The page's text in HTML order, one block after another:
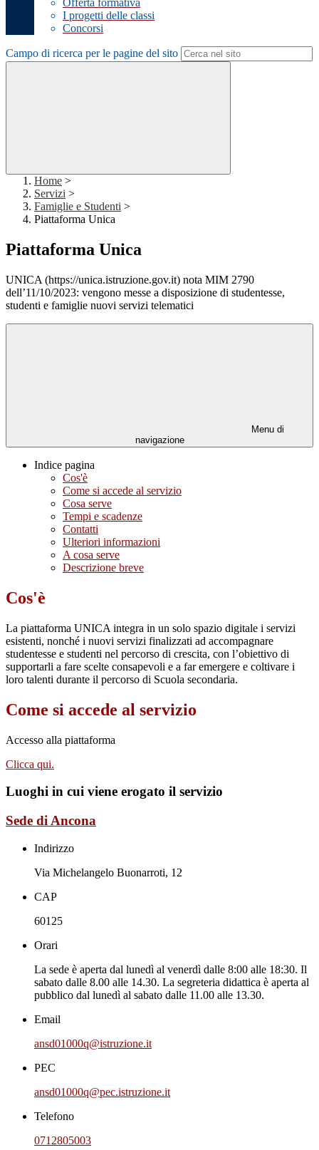
Offerta formativa
I progetti delle classi
Concorsi
Campo di ricerca per le pagine del sito
Home >
Servizi >
Famiglie e Studenti >
Piattaforma Unica
Piattaforma Unica
UNICA (https://unica.istruzione.gov.it) nota MIM 2790
dell’11/10/2023: vengono messe a disposizione di studentesse,
studenti e famiglie nuovi servizi telematici
Menu di
navigazione
Indice pagina
Cos'è
Come si accede al servizio
Cosa serve
Tempi e scadenze
Contatti
Ulteriori informazioni
A cosa serve
Descrizione breve
Cos'è
La piattaforma UNICA integra in un solo spazio digitale i servizi
esistenti, nonché i nuovi servizi finalizzati ad accompagnare
studentesse e studenti nel percorso di crescita, con l’obiettivo di
supportarli a fare scelte consapevoli e a far emergere e coltivare i
loro talenti durante il percorso di Scuola secondaria.
Come si accede al servizio
Accesso alla piattaforma
Clicca qui.
Luoghi in cui viene erogato il servizio
Sede di Ancona
Indirizzo
Via Michelangelo Buonarroti, 12
CAP
60125
Orari
La sede è aperta dal lunedì al venerdì dalle 8:00 alle 18:30. Il
sabato dalle 8.00 alle 14.30. La segreteria didattica è aperta al
pubblico dal lunedì al sabato dalle 11.00 alle 13.30.
Email
ansd01000q@istruzione.it
PEC
ansd01000q@pec.istruzione.it
Telefono
0712805003